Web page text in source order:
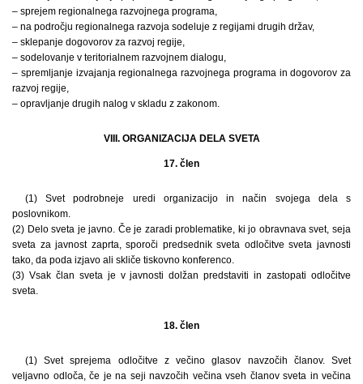
– sprejem regionalnega razvojnega programa,
– na področju regionalnega razvoja sodeluje z regijami drugih držav,
– sklepanje dogovorov za razvoj regije,
– sodelovanje v teritorialnem razvojnem dialogu,
– spremljanje izvajanja regionalnega razvojnega programa in dogovorov za
razvoj regije,
– opravljanje drugih nalog v skladu z zakonom.
VIII. ORGANIZACIJA DELA SVETA
17. člen
(1) Svet podrobneje uredi organizacijo in način svojega dela s
poslovnikom.
(2) Delo sveta je javno. Če je zaradi problematike, ki jo obravnava svet, seja
sveta za javnost zaprta, sporoči predsednik sveta odločitve sveta javnosti
tako, da poda izjavo ali skliče tiskovno konferenco.
(3) Vsak član sveta je v javnosti dolžan predstaviti in zastopati odločitve
sveta.
18. člen
(1) Svet sprejema odločitve z večino glasov navzočih članov. Svet
veljavno odloča, če je na seji navzočih večina vseh članov sveta in večina